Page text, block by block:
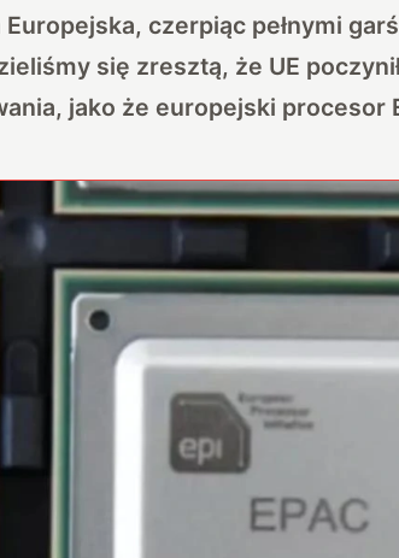
Europejska, czerpiąc pełnymi
się zresztą, że UE
jako że europejski procesor